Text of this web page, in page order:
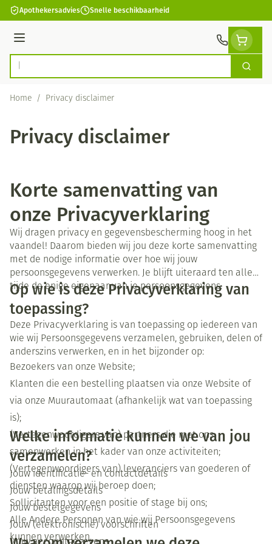
Ga naar de inhoud
Apothekersadvies Snelle beschikbaarheid
Menu
Product, merk, categorie... Zoek
Home / Privacy disclaimer
Privacy disclaimer
Korte samenvatting van
onze Privacyverklaring
Wij dragen privacy en gegevensbescherming hoog in het
vaandel! Daarom bieden wij jou deze korte samenvatting
met de nodige informatie over hoe wij jouw
persoonsgegevens verwerken. Je blijft uiteraard ten allen
tijde de enige eigenaar van je persoonsgegevens.
Op wie is deze Privacyverklaring van
toepassing?
Deze Privacyverklaring is van toepassing op iedereen van
wie wij Persoonsgegevens verzamelen, gebruiken, delen of
anderszins verwerken, en in het bijzonder op:
Bezoekers van onze Website;
Klanten die een bestelling plaatsen via onze Website of
via onze Muurautomaat (afhankelijk wat van toepassing
is);
(Vertegenwoordigers van) partners die met ons
samenwerken in het kader van onze activiteiten;
(Vertegenwoordigers van) leveranciers van goederen of
diensten waarop wij beroep doen;
Sollicitanten voor een positie of stage bij ons;
Alle Andere Personen van wie wij Persoonsgegevens
kunnen verwerken.
Welke informatie kunnen we van jou
verzamelen?
Jouw identificatie- en contactdetails
Jouw betalingsdetails
Jouw bestelgegevens
Jouw (elektronische) voorschriften